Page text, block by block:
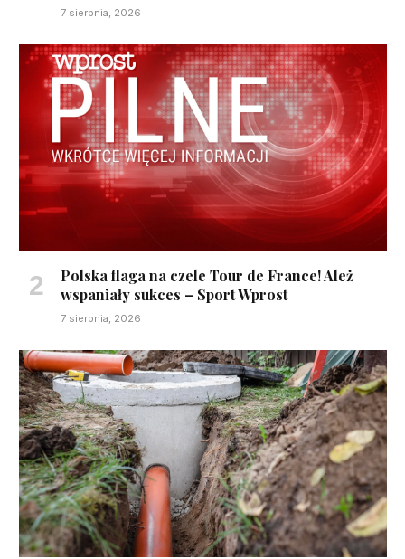
7 sierpnia, 2026
Polska flaga na czele Tour de France! Ależ
wspaniały sukces – Sport Wprost
7 sierpnia, 2026